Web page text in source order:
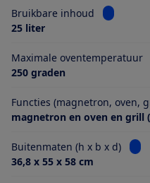
Bruikbare inhoud
Bekijk
25 liter
Maximale oventemperatuur
250 graden
Functies (magnetron, oven,
magnetron en oven en grill
Buitenmaten (h x b x d)
36,8 x 55 x 58 cm